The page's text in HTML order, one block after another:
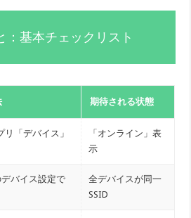
：基本チェックリスト
期待される状態
リ「デバイス」
「オンライン」表
示
デバイス設定で
全デバイスが同一
SSID